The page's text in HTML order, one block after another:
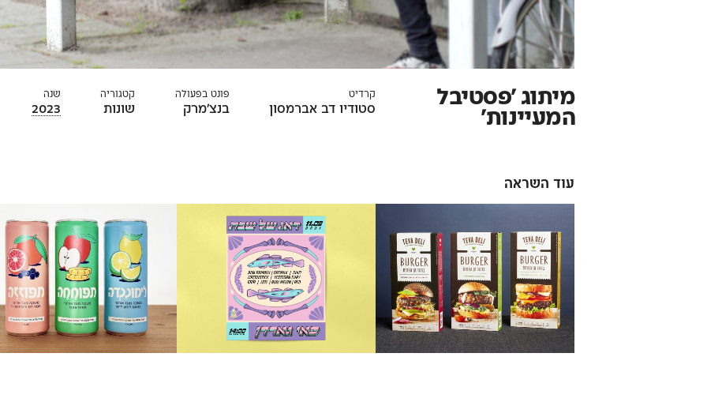
מיתוג ׳פסטיבל
המעיינות׳
קרדיט
סטודיו דב אברמסון
פונט בפעולה
בנצ׳מרק
קטגוריה
שונות
שנה
2023
עוד השראה